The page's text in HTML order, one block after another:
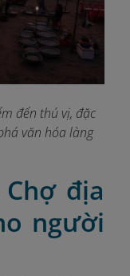
đến thú vị, đặc
văn hóa làng
địa
người